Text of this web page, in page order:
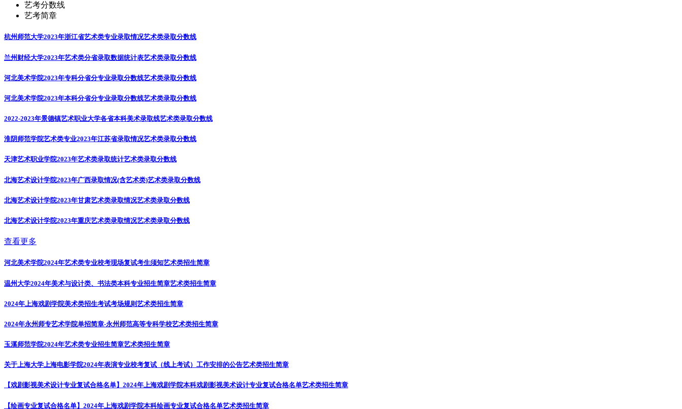
艺考分数线
艺考简章
杭州师范大学2023年浙江省艺术类专业录取情况艺术类录取分数线
兰州财经大学2023年艺术类分省录取数据统计表艺术类录取分数线
河北美术学院2023年专科分省分专业录取分数线艺术类录取分数线
河北美术学院2023年本科分省分专业录取分数线艺术类录取分数线
2022-2023年景德镇艺术职业大学各省本科美术录取线艺术类录取分数线
淮阴师范学院艺术类专业2023年江苏省录取情况艺术类录取分数线
天津艺术职业学院2023年艺术类录取统计艺术类录取分数线
北海艺术设计学院2023年广西录取情况(含艺术类)艺术类录取分数线
北海艺术设计学院2023年甘肃艺术类录取情况艺术类录取分数线
北海艺术设计学院2023年重庆艺术类录取情况艺术类录取分数线
查看更多
河北美术学院2024年艺术类专业校考现场复试考生须知艺术类招生简章
温州大学2024年美术与设计类、书法类本科专业招生简章艺术类招生简章
2024年上海戏剧学院美术类招生考试考场规则艺术类招生简章
2024年永州师专艺术学院单招简章-永州师范高等专科学校艺术类招生简章
玉溪师范学院2024年艺术类专业招生简章艺术类招生简章
关于上海大学上海电影学院2024年表演专业校考复试（线上考试）工作安排的公告艺术类招生简章
【戏剧影视美术设计专业复试合格名单】2024年上海戏剧学院本科戏剧影视美术设计专业复试合格名单艺术类招生简章
【绘画专业复试合格名单】2024年上海戏剧学院本科绘画专业复试合格名单艺术类招生简章